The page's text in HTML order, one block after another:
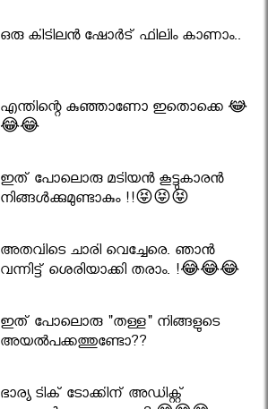
ഒരു കിടിലൻ ഷോർട് ഫിലിം കാണാം..
എന്തിന്റെ കുഞ്ഞാണോ ഇതൊക്കെ 😂
😂😂
ഇത് പോലൊരു മടിയൻ കൂട്ടുകാരൻ
നിങ്ങൾക്കുമുണ്ടാകും !!😝😝😝
അതവിടെ ചാരി വെച്ചേരെ. ഞാൻ
വന്നിട്ട് ശെരിയാക്കി തരാം. !😂😂😂
ഇത് പോലൊരു "തള്ള" നിങ്ങളുടെ
അയല്‍പക്കത്തുണ്ടോ??
ഭാര്യ ടിക് ടോക്കിന് അഡിക്റ്റ്